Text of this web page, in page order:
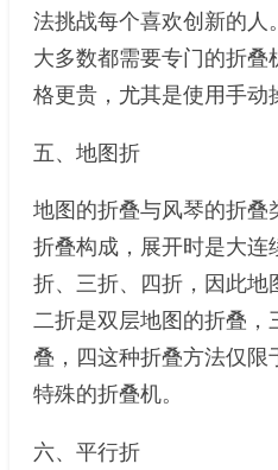
法挑战每个喜欢创新的人
大多数都需要专门的折叠
格更贵，尤其是使用手动
五、地图折
地图的折叠与风琴的折叠
折叠构成，展开时是大连
折、三折、四折，因此地
二折是双层地图的折叠，
叠，四这种折叠方法仅限
特殊的折叠机。
六、平行折